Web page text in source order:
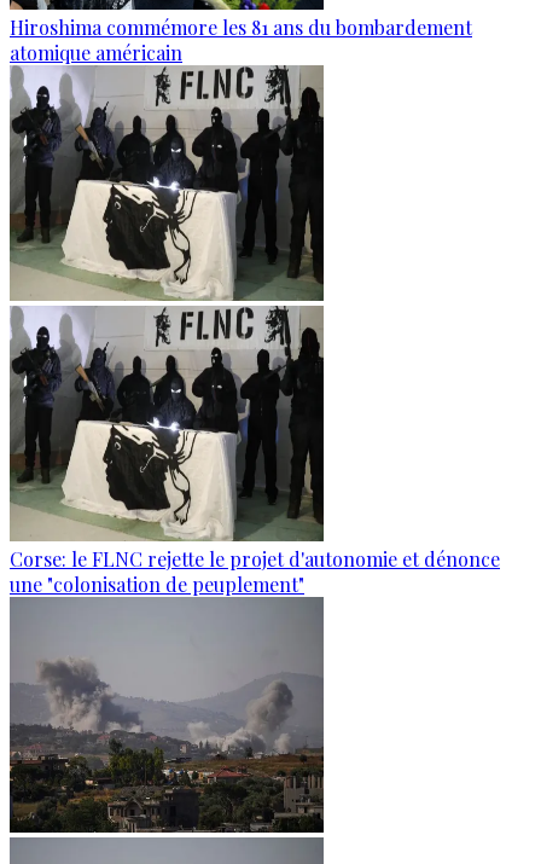
Hiroshima commémore les 81 ans du bombardement
atomique américain
Corse: le FLNC rejette le projet d'autonomie et dénonce
une "colonisation de peuplement"